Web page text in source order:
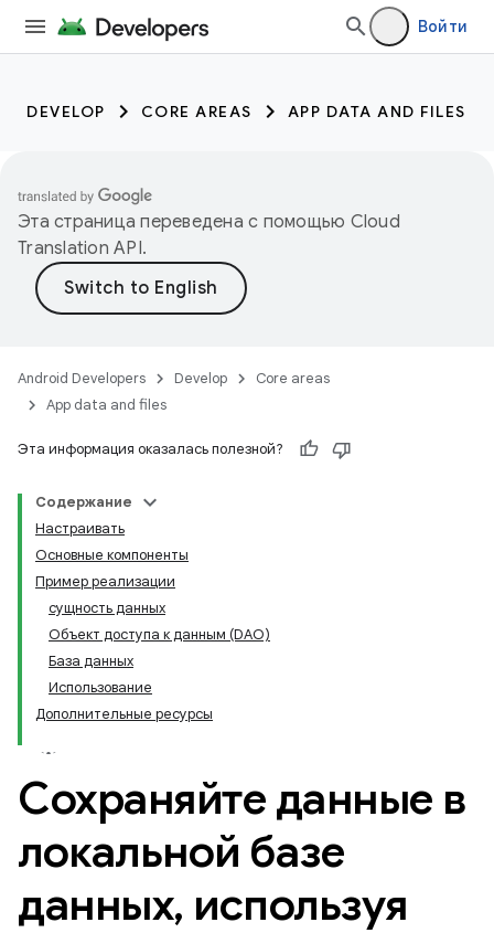
Войти
DEVELOP CORE AREAS APP DATA AND FILES
Эта страница переведена с помощью Cloud
Translation API.
Android Developers Develop
Core areas
App data and files
Эта информация оказалась полезной?
Содержание
Настраивать
Основные компоненты
Пример реализации
сущность данных
Объект доступа к данным (DAO)
База данных
Использование
Дополнительные ресурсы
Сохраняйте данные в
локальной базе
данных, используя